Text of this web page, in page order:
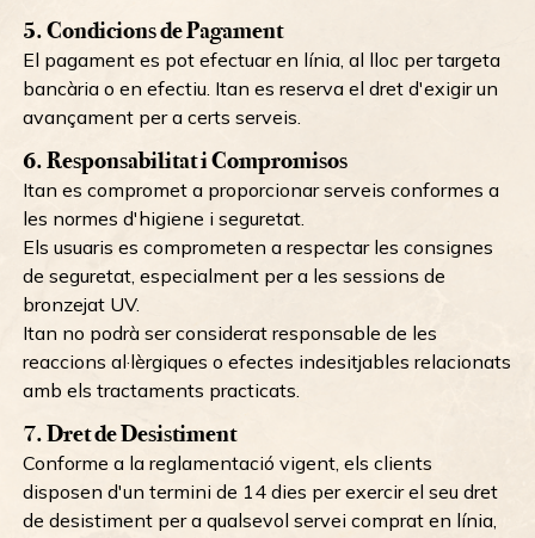
5. Condicions de Pagament
El pagament es pot efectuar en línia, al lloc per targeta
bancària o en efectiu. Itan es reserva el dret d'exigir un
avançament per a certs serveis.
6. Responsabilitat i Compromisos
Itan es compromet a proporcionar serveis conformes a
les normes d'higiene i seguretat.
Els usuaris es comprometen a respectar les consignes
de seguretat, especialment per a les sessions de
bronzejat UV.
Itan no podrà ser considerat responsable de les
reaccions al·lèrgiques o efectes indesitjables relacionats
amb els tractaments practicats.
7. Dret de Desistiment
Conforme a la reglamentació vigent, els clients
disposen d'un termini de 14 dies per exercir el seu dret
de desistiment per a qualsevol servei comprat en línia,